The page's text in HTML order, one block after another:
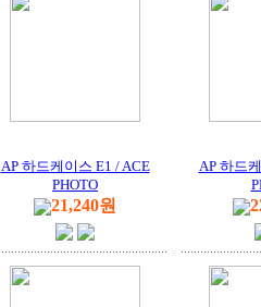
AP 하드케이스 E1 / ACE
PHOTO
21,240원
AP 하드